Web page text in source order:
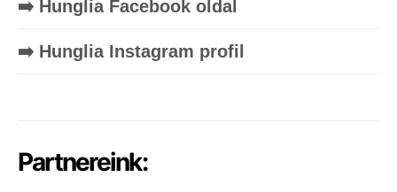
➡️ Hunglia Facebook oldal
➡️ Hunglia Instagram profil
Partnereink: